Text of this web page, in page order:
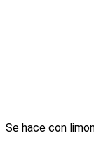
Se hace con